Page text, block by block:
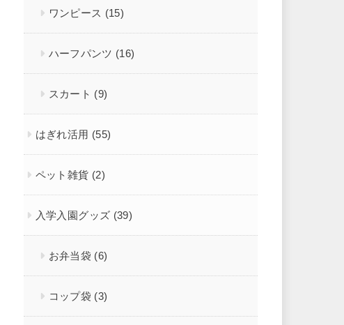
ワンピース (15)
ハーフパンツ (16)
スカート (9)
はぎれ活用 (55)
ペット雑貨 (2)
入学入園グッズ (39)
お弁当袋 (6)
コップ袋 (3)